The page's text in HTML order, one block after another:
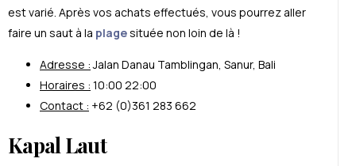
est varié. Après vos achats effectués, vous pourrez aller
faire un saut à la plagesituée non loin de là !
Adresse :Jalan Danau Tamblingan, Sanur, Bali
Horaires : 10:00 22:00
Contact : +62 (0)361 283 662
Kapal Laut